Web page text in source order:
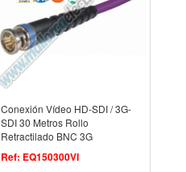
Conexión Vídeo HD-SDI / 3G-
SDI 30 Metros Rollo
Retractilado BNC 3G
Ref: EQ150300VI